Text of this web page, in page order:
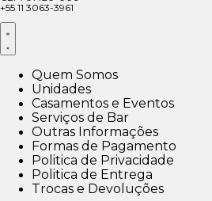
+55 11 3063-3961
Quem Somos
Unidades
Casamentos e Eventos
Serviços de Bar
Outras Informações
Formas de Pagamento
Politica de Privacidade
Politica de Entrega
Trocas e Devoluções